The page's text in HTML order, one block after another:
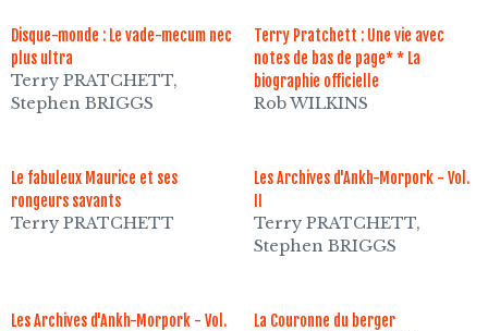
Disque-monde : Le vade-mecum nec
plus ultra
Terry PRATCHETT,
Stephen BRIGGS
Terry Pratchett : Une vie avec
notes de bas de page* * La
biographie officielle
Rob WILKINS
Le fabuleux Maurice et ses
rongeurs savants
Terry PRATCHETT
Les Archives d'Ankh-Morpork - Vol.
Terry PRATCHETT,
Stephen BRIGGS
Les Archives d'Ankh-Morpork - Vol.
La Couronne du berger